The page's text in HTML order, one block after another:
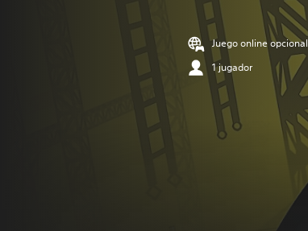
Juego online opcional
1 jugador